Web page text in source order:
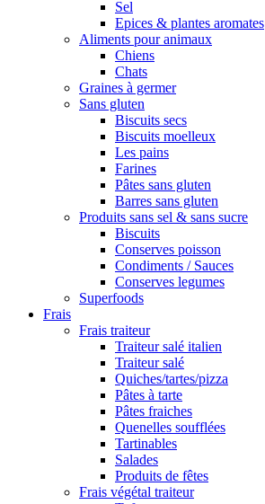
Sel
Epices & plantes aromates
Aliments pour animaux
Chiens
Chats
Graines à germer
Sans gluten
Biscuits secs
Biscuits moelleux
Les pains
Farines
Pâtes sans gluten
Barres sans gluten
Produits sans sel & sans sucre
Biscuits
Conserves poisson
Condiments / Sauces
Conserves legumes
Superfoods
Frais
Frais traiteur
Traiteur salé italien
Traiteur salé
Quiches/tartes/pizza
Pâtes à tarte
Pâtes fraiches
Quenelles soufflées
Tartinables
Salades
Produits de fêtes
Frais végétal traiteur